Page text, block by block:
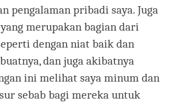
pengalaman pribadi saya. Juga
merupakan bagian dari
dengan niat baik dan
dan juga akibatnya
ini melihat saya minum dan
sebab bagi mereka untuk